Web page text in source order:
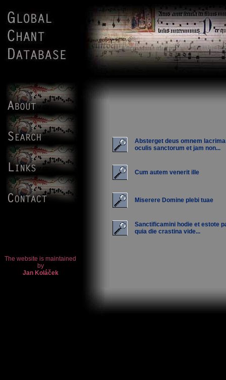
Absterget deus omnem
oculis sanctorum et jam non...
Cum autem venerit ille
Miserere Domine plebi tuae
Sanctificamini hodie et estote
quia die crastina vide...